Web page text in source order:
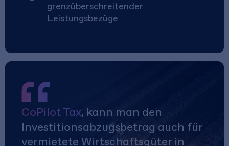
grenzüberschreitender
Leistungsbezüge
CoPilot Tax, kann man den
Investitionsabzugsbetrag auch für
vermietete Wirtschaftsgüter in